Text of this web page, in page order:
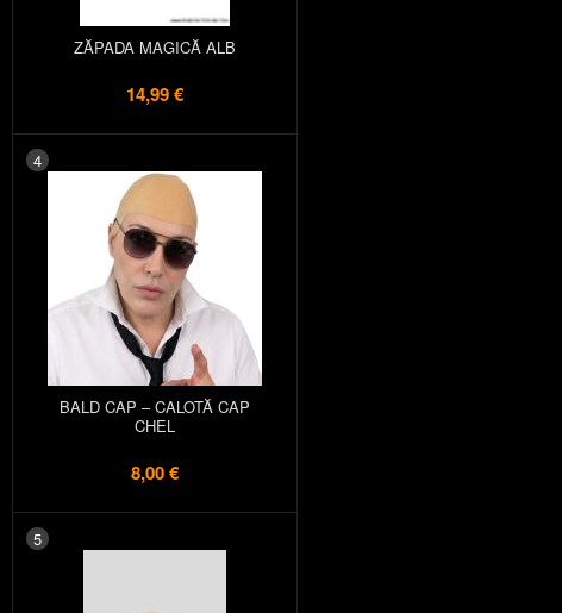
ZĂPADA MAGICĂ ALB
14,99 €
4
BALD CAP – CALOTĂ CAP
CHEL
8,00 €
5